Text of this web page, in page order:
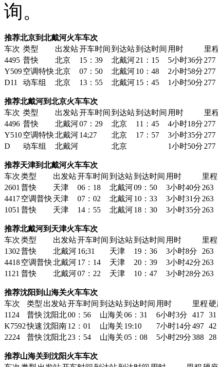
询。
推荐北京到北戴河火车车次
车次 类型 出发站开车时间 到达站到达时间 用时
里
4495 普快 北京 15：39 北戴河21：15 5小时36分 277
Y509空调特快北京 07：50 北戴河10：48 2小时58分 277
D11
动车组 北京 13：55 北戴河15：45 1小时50分 277
推荐北戴河到北京火车车次
车次 类型 出发站开车时间 到达站到达时间 用时
里
4496 普快 北戴河07：29 北京 11：45 4小时18分 277
Y510空调特快北戴河14;27 北京 17：57 3小时35分 277
D
动车组 北戴河 北京 1小时50分 277
推荐天津到北戴河火车车次
车次类型 出发站开车时间 到达站到达时间 用时
里程
2601 普快 天津 06：18 北戴河09：50 3小时40分 263
4417空调普快天津 07：02 北戴河10：33 3小时31分 263
1051 普快 天津 14：55 北戴河18：30 3小时35分 263
推荐北戴河到天津火车车次
车次类型 出发站开车时间 到达站到达时间 用时
里程
1302普快 北戴河16;31 天津 19：36 3小时8分
263
4418空调普快北戴河17：14 天津 20：39 3小时42分 263
1121 普快 北戴河07：22 天津 10：47 3小时28分 263
推荐沈阳到山海关火车车次
车次
类型 出发站开车时间 到达站到达时间 用时 里程硬
1124
普快沈阳北00：56 山海关06：31 6小时3分 417 31
K7592快速沈阳南12：01 山海关 19:10 7小时14分497 42
2224
普快沈阳北23：54 山海关05：08 5小时29分388 28
推荐山海关到沈阳火车车次